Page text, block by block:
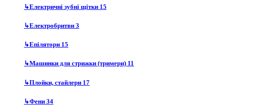
↳Електричні зубні щітки 15
↳Електробритви 3
↳Епілятори 15
↳Машинки для стрижки (тримери) 11
↳Плойки, стайлери 17
↳Фени 34